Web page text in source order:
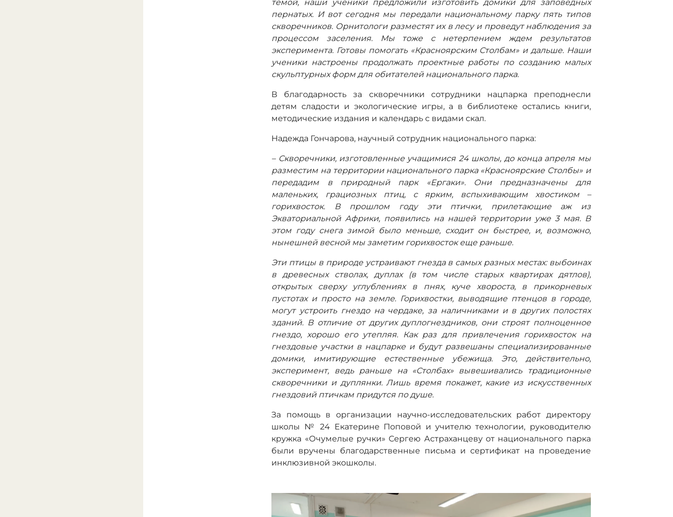
темой, наши ученики предложили изготовить домики для заповедных
пернатых. И вот сегодня мы передали национальному парку пять типов
скворечников. Орнитологи разместят их в лесу и проведут наблюдения за
процессом заселения. Мы тоже с нетерпением ждем результатов
эксперимента. Готовы помогать «Красноярским Столбам» и дальше. Наши
ученики настроены продолжать проектные работы по созданию малых
скульптурных форм для обитателей национального парка.
В благодарность за скворечники сотрудники нацпарка преподнесли
детям сладости и экологические игры, а в библиотеке остались книги,
методические издания и календарь с видами скал.
Надежда Гончарова, научный сотрудник национального парка:
– Скворечники, изготовленные учащимися 24 школы, до конца апреля мы
разместим на территории национального парка «Красноярские Столбы» и
передадим в природный парк «Ергаки». Они предназначены для
маленьких, грациозных птиц, с ярким, вспыхивающим хвостиком –
горихвосток. В прошлом году эти птички, прилетающие аж из
Экваториальной Африки, появились на нашей территории уже 3 мая. В
этом году снега зимой было меньше, сходит он быстрее, и, возможно,
нынешней весной мы заметим горихвосток еще раньше.
Эти птицы в природе устраивают гнезда в самых разных местах: выбоинах
в древесных стволах, дуплах (в том числе старых квартирах дятлов),
открытых сверху углублениях в пнях, куче хвороста, в прикорневых
пустотах и просто на земле. Горихвостки, выводящие птенцов в городе,
могут устроить гнездо на чердаке, за наличниками и в других полостях
зданий. В отличие от других дуплогнездников, они строят полноценное
гнездо, хорошо его утепляя. Как раз для привлечения горихвосток на
гнездовые участки в нацпарке и будут развешаны специализированные
домики, имитирующие естественные убежища. Это, действительно,
эксперимент, ведь раньше на «Столбах» вывешивались традиционные
скворечники и дуплянки. Лишь время покажет, какие из искусственных
гнездовий птичкам придутся по душе.
За помощь в организации научно-исследовательских работ директору
школы № 24 Екатерине Поповой и учителю технологии, руководителю
кружка «Очумелые ручки» Сергею Астраханцеву от национального парка
были вручены благодарственные письма и сертификат на проведение
инклюзивной экошколы.